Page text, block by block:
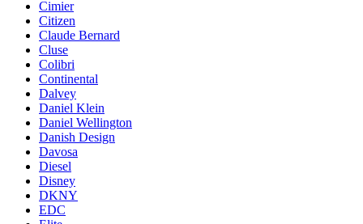
Cimier
Citizen
Claude Bernard
Cluse
Colibri
Continental
Dalvey
Daniel Klein
Daniel Wellington
Danish Design
Davosa
Diesel
Disney
DKNY
EDC